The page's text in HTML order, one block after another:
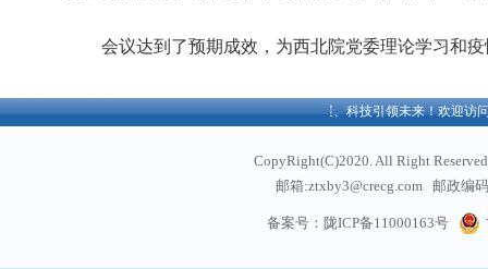
会议达到了预期成效，为西北院党委理论学习和
访问中铁西北科学院有限公司官方网站！创新驱动发展、科技引领未来！欢迎访问
CopyRight(C)2020. All Right
邮箱:ztxby3@crecg.com 邮政编
通信地址: 甘肃省兰
备案号：陇ICP备11000163号